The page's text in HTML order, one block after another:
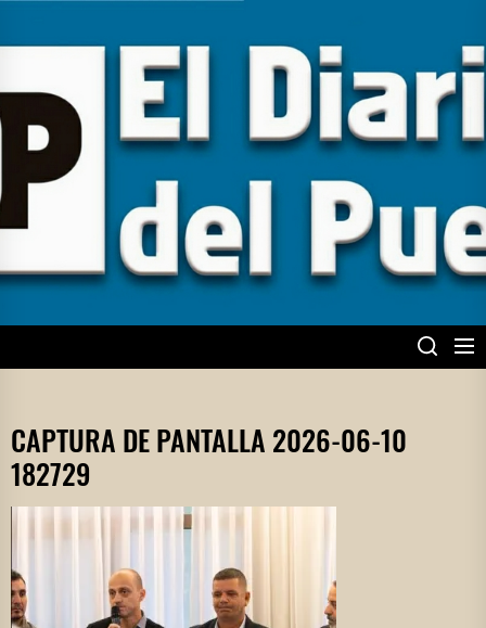
content
EL DIARIO DEL
PUEBLO
CAPTURA DE PANTALLA 2026-06-10
182729